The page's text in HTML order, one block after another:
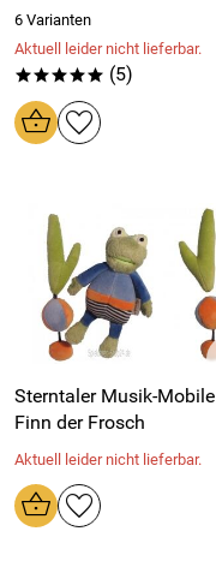
6 Varianten
Aktuell leider nicht lieferbar.
***** (5)
Sterntaler Musik-Mobile
Finn der Frosch
Aktuell leider nicht lieferbar.